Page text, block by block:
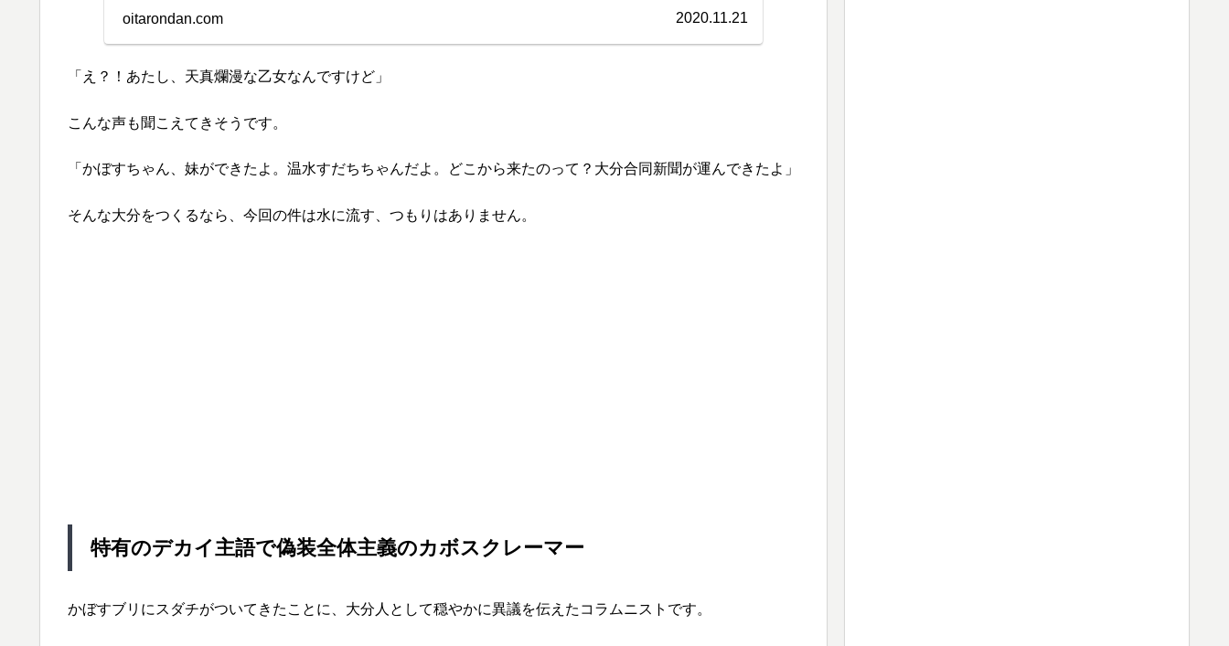
oitarondan.com 2020.11.21
「え？！あたし、天真爛漫な乙女なんですけど」
こんな声も聞こえてきそうです。
「かぼすちゃん、妹ができたよ。温水すだちちゃんだよ。どこから来たのって？大分合同新聞が運んできたよ」
そんな大分をつくるなら、今回の件は水に流す、つもりはありません。
特有のデカイ主語で偽装全体主義のカボスクレーマー
かぼすブリにスダチがついてきたことに、大分人として穏やかに異議を伝えたコラムニストです。